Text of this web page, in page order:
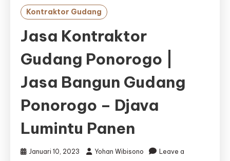
Kontraktor Gudang
Jasa Kontraktor
Gudang Ponorogo |
Jasa Bangun Gudang
Ponorogo – Djava
Lumintu Panen
Januari 10, 2023 Yohan Wibisono
Leave a